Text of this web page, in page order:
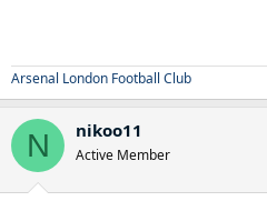
Arsenal London Football Club
N nikoo11
Active Member